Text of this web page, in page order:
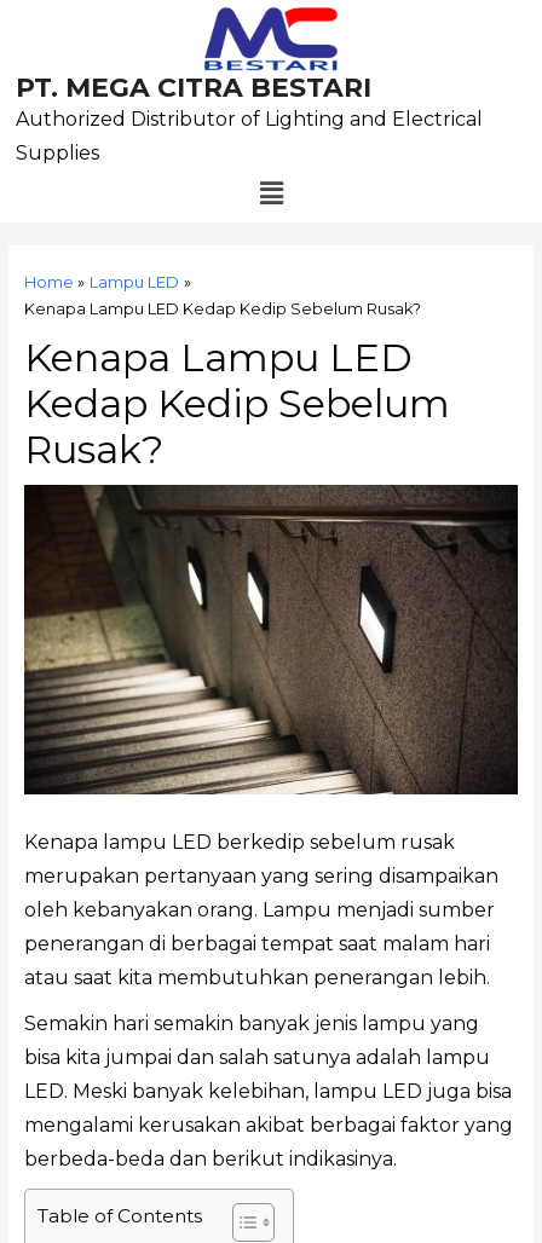
PT. MEGA CITRA BESTARI
Authorized Distributor of Lighting and Electrical
Supplies
Menu
Home
Lampu LED
Kenapa Lampu LED Kedap Kedip Sebelum Rusak?
Kenapa Lampu LED
Kedap Kedip Sebelum
Rusak?
Kenapa lampu LED berkedip sebelum rusak
merupakan pertanyaan yang sering disampaikan
oleh kebanyakan orang. Lampu menjadi sumber
penerangan di berbagai tempat saat malam hari
atau saat kita membutuhkan penerangan lebih.
Semakin hari semakin banyak jenis lampu yang
bisa kita jumpai dan salah satunya adalah lampu
LED. Meski banyak kelebihan, lampu LED juga bisa
mengalami kerusakan akibat berbagai faktor yang
berbeda-beda dan berikut indikasinya.
Table of Contents